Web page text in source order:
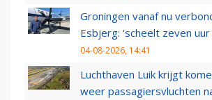
Groningen vanaf nu
Esbjerg: 'scheelt zeven
04-08-2026, 14:41
Luchthaven Luik krijgt
weer passagiersvluchten